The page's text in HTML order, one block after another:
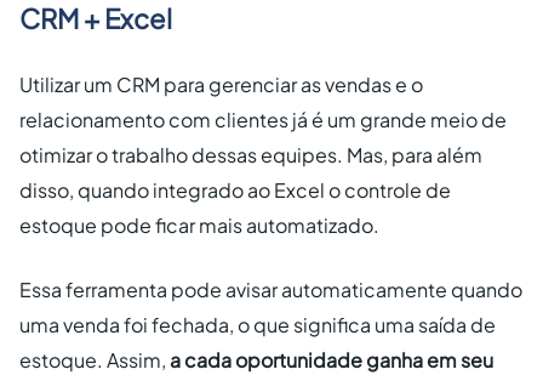
CRM + Excel
Utilizar um CRM para gerenciar as vendas e o
relacionamento com clientes já é um grande meio de
otimizar o trabalho dessas equipes. Mas, para além
disso, quando integrado ao Excel o controle de
estoque pode ficar mais automatizado.
Essa ferramenta pode avisar automaticamente quando
uma venda foi fechada, o que significa uma saída de
estoque. Assim, a cada oportunidade ganha em seu